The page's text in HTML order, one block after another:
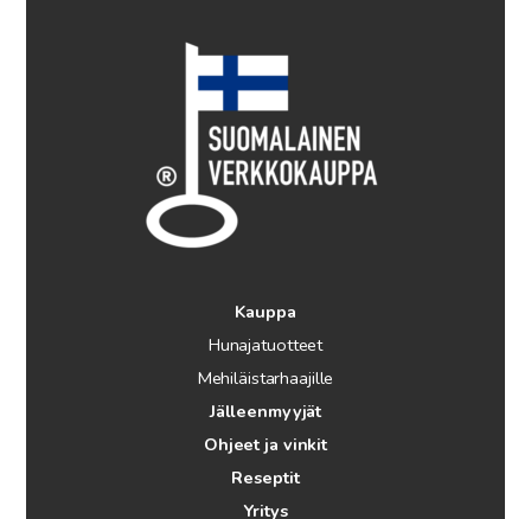
Kauppa
Hunajatuotteet
Mehiläistarhaajille
Jälleenmyyjät
Ohjeet ja vinkit
Reseptit
Yritys